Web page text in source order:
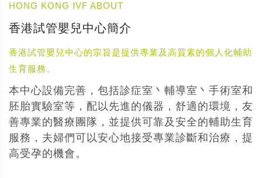
HONG KONG IVF ABOUT
香港試管嬰兒中心簡介
香港試管嬰兒中心的宗旨是提供專業及高質素的個人化輔助
生育服務。
本中心設備完善，包括診症室丶輔導室丶手術室和
胚胎實驗室等，配以先進的儀器，舒適的環境，友
善專業的醫療團隊，並提供可靠及安全的輔助生育
服務，夫婦們可以安心地接受專業診斷和治療，提
高受孕的機會。